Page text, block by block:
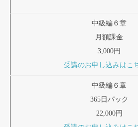
中級編６章
月額課金
3,000円
受講のお申し込みはこ
中級編６章
365日パック
22,000円